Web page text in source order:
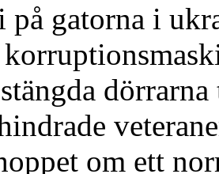
gatorna i
om ett